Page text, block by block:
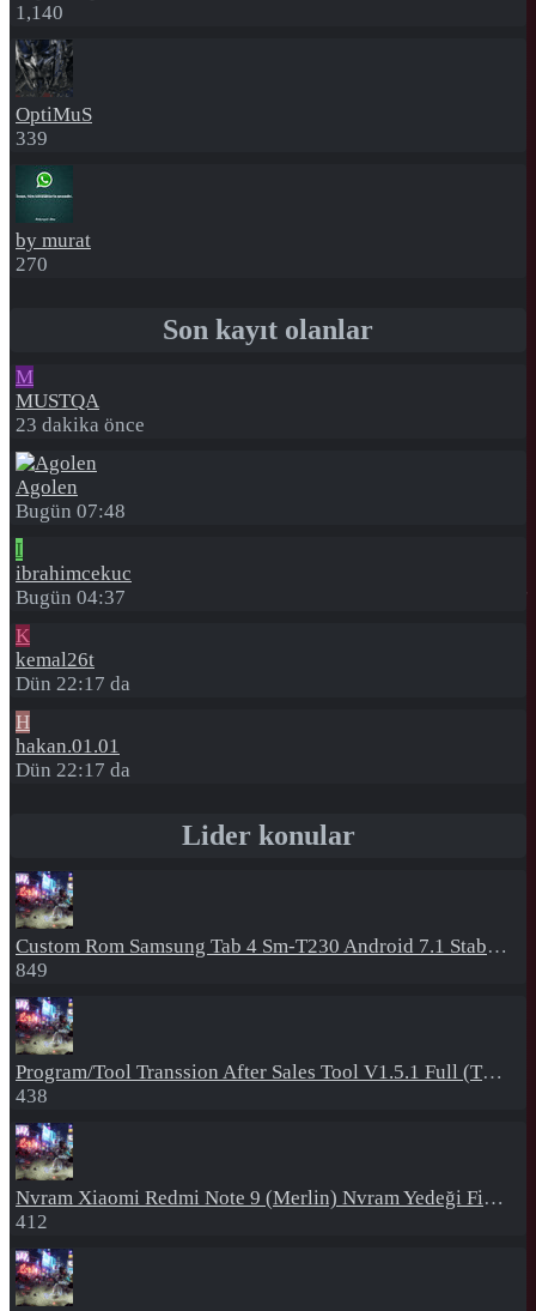
1,140
OptiMuS
339
by murat
270
Son kayıt olanlar
M
MUSTQA
23 dakika önce
Agolen
Bugün 07:48
I
ibrahimcekuc
Bugün 04:37
K
kemal26t
Dün 22:17 da
H
hakan.01.01
Dün 22:17 da
Lider konular
Custom Rom Samsung Tab 4 Sm-T230 Android 7.1 Stabil Eba Destekli Yazılım
849
Program/Tool Transsion After Sales Tool V1.5.1 Full (Tüm Mtk Işlemcili Cihazları Meta Moda Alma)
438
Nvram Xiaomi Redmi Note 9 (Merlin) Nvram Yedeği Fix Nv By Dft Pro
412